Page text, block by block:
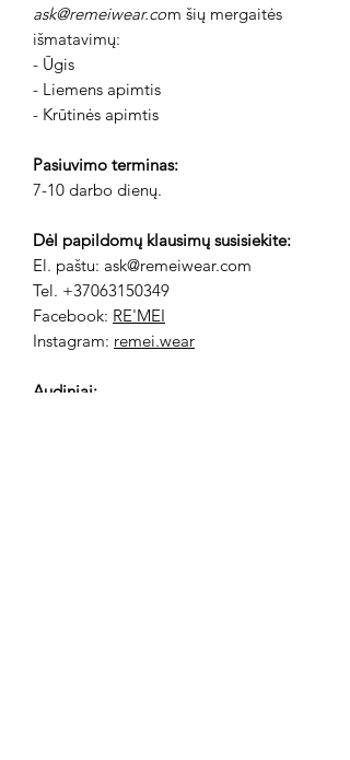
ask@remeiwear.com šių mergaitės
išmatavimų:
- Ūgis
- Liemens apimtis
- Krūtinės apimtis
Pasiuvimo terminas:
7-10 darbo dienų.
Dėl papildomų klausimų susisiekite:
El. paštu: ask@remeiwear.com
Tel. +37063150349
Facebook: RE'MEI
Instagram: remei.wear
Audiniai: